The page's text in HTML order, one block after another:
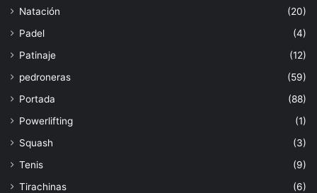
Natación
(20)
Padel
(4)
Patinaje
(12)
pedroneras
(59)
Portada
(88)
Powerlifting
(1)
Squash
(3)
Tenis
(9)
Tirachinas
(6)